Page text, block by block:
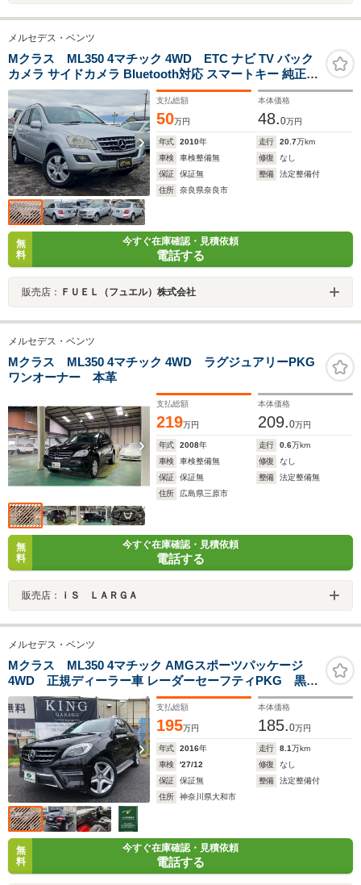
メルセデス・ベンツ
Mクラス ML350 4マチック 4WD ETC ナビ TV バック
カメラ サイドカメラ Bluetooth対応 スマートキー 純正ア
ルミホイール
支払総額
50万円
本体価格
48.0万円
年式 2010年 走行 20.7万km
車検
車検整備無 修復
なし
保証
保証無 整備
法定整備付
住所
奈良県奈良市
無
料
今すぐ在庫確認・見積依頼
電話する
販売店： ＦＵＥＬ（フュエル）株式会社
メルセデス・ベンツ
Mクラス ML350 4マチック 4WD ラグジュアリーPKG
ワンオーナー 本革
支払総額
219万円
本体価格
209.0万円
年式 2008年 走行 0.6万km
車検
車検整備無 修復
なし
保証
保証無 整備
法定整備無
住所
広島県三原市
無
料
今すぐ在庫確認・見積依頼
電話する
販売店： ｉＳ ＬＡＲＧＡ
メルセデス・ベンツ
Mクラス ML350 4マチック AMGスポーツパッケージ
4WD 正規ディーラー車 レーダーセーフティPKG 黒革
シート ツインパノラマサンルーフ AMG20アルミ パ
ワーバックドア 全方カメラ 純正HDDナビ&フルセグ
TV ディストロニック ドラレコ スマートキー ETC
支払総額
195万円
本体価格
185.0万円
年式 2016年 走行 8.1万km
車検
'27/12 修復
なし
保証
保証無 整備
法定整備付
住所
神奈川県大和市
無
料
今すぐ在庫確認・見積依頼
電話する